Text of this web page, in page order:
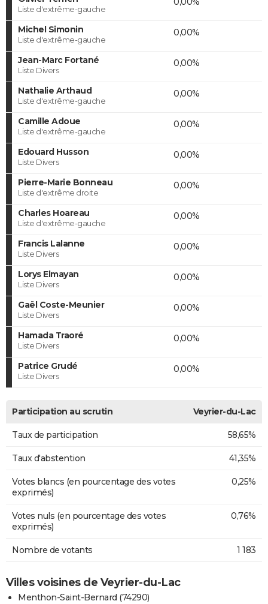
Liste d'extrême-gauche
Michel Simonin
Liste d'extrême-gauche
0,00%
Jean-Marc Fortané
Liste Divers
0,00%
Nathalie Arthaud
Liste d'extrême-gauche
0,00%
Camille Adoue
Liste d'extrême-gauche
0,00%
Edouard Husson
Liste Divers
0,00%
Pierre-Marie Bonneau
Liste d'extrême droite
0,00%
Charles Hoareau
Liste d'extrême-gauche
0,00%
Francis Lalanne
Liste Divers
0,00%
Lorys Elmayan
Liste Divers
0,00%
Gaël Coste-Meunier
Liste Divers
0,00%
Hamada Traoré
Liste Divers
0,00%
Patrice Grudé
Liste Divers
0,00%
Participation au scrutin Veyrier-du-Lac
Taux de participation 58,65%
Taux d'abstention 41,35%
Votes blancs (en pourcentage des votes
exprimés)
0,25%
Votes nuls (en pourcentage des votes
exprimés)
0,76%
Nombre de votants 1 183
Villes voisines de Veyrier-du-Lac
Menthon-Saint-Bernard (74290)